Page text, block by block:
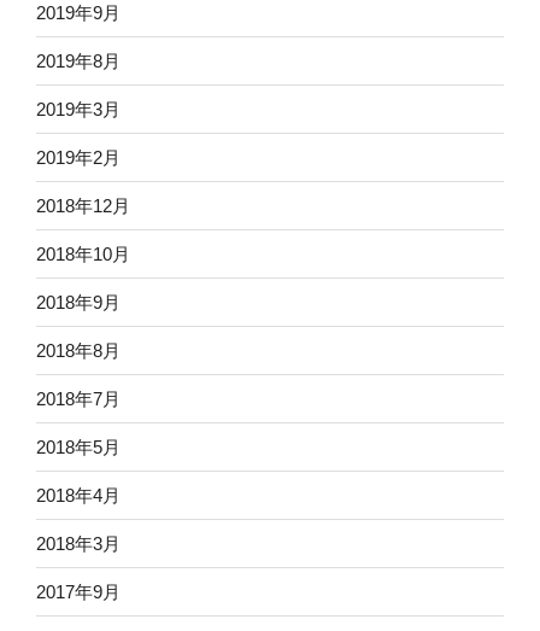
2019年9月
2019年8月
2019年3月
2019年2月
2018年12月
2018年10月
2018年9月
2018年8月
2018年7月
2018年5月
2018年4月
2018年3月
2017年9月